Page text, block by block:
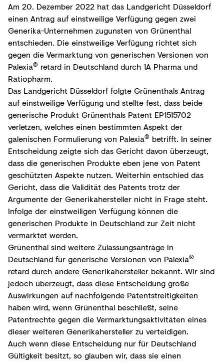
Am 20. Dezember 2022 hat das Landgericht Düsseldorf
einen Antrag auf einstweilige Verfügung gegen zwei
Generika-Unternehmen zugunsten von Grünenthal
entschieden. Die einstweilige Verfügung richtet sich
gegen die Vermarktung von generischen Versionen von
Palexia® retard in Deutschland durch 1A Pharma und
Ratiopharm.
Das Landgericht Düsseldorf folgte Grünenthals Antrag
auf einstweilige Verfügung und stellte fest, dass beide
generische Produkt Grünenthals Patent EP1515702
verletzen, welches einen bestimmten Aspekt der
galenischen Formulierung von Palexia® betrifft. In seiner
Entscheidung zeigte sich das Gericht davon überzeugt,
dass die generischen Produkte eben jene von Patent
geschützten Aspekte nutzen. Weiterhin entschied das
Gericht, dass die Validität des Patents trotz der
Argumente der Generikahersteller nicht in Frage steht.
Infolge der einstweiligen Verfügung können die
generischen Produkte in Deutschland zur Zeit nicht
vermarktet werden.
Grünenthal sind weitere Zulassungsanträge in
Deutschland für generische Versionen von Palexia®
retard durch andere Generikahersteller bekannt. Wir sind
jedoch überzeugt, dass diese Entscheidung große
Auswirkungen auf nachfolgende Patentstreitigkeiten
haben wird, wenn Grünenthal beschließt, seine
Patentrechte gegen die Vermarktungsaktivitäten eines
dieser weiteren Generikahersteller zu verteidigen.
Auch wenn diese Entscheidung nur für Deutschland
Gültigkeit besitzt, so glauben wir, dass sie einen